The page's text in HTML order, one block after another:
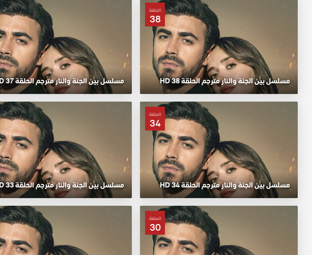
الحلقة
38
مسلسل بين الجنة والنار مترجم الحلقة 38 HD مسلسل بين الجنة والنار مترجم الحلقة 37 HD
الحلقة
34
مسلسل بين الجنة والنار مترجم الحلقة 34 HD مسلسل بين الجنة والنار مترجم الحلقة 33 HD
الحلقة
30